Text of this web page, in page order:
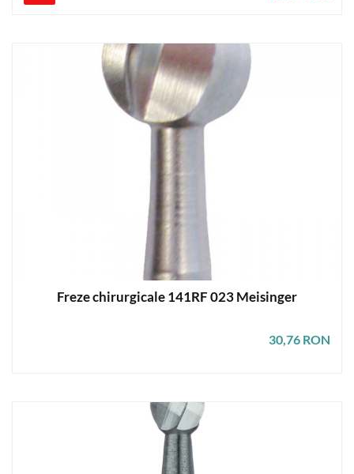
Freze chirurgicale 141RF 023 Meisinger
30,76 RON